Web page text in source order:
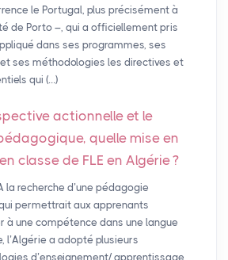
le Portugal, plus précisément à
de Porto –, qui a officiellement pris
dans ses programmes, ses
ses méthodologies les directives et
qui (…)
actionnelle et le
quelle mise en
classe de FLE en Algérie?
la recherche d’une pédagogie
permettrait aux apprenants
à une compétence dans une langue
l’Algérie a adopté plusieurs
d’enseignement/ apprentissage